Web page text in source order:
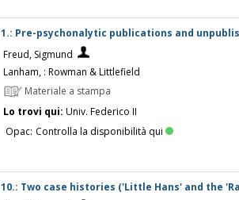
1.: Pre-psychonalytic publications and
Freud, Sigmund
Lanham, : Rowman & Littlefield
Materiale a stampa
Lo trovi qui: Univ. Federico II
Opac: Controlla la disponibilità qui
10.: Two case histories ('Little Hans' and the